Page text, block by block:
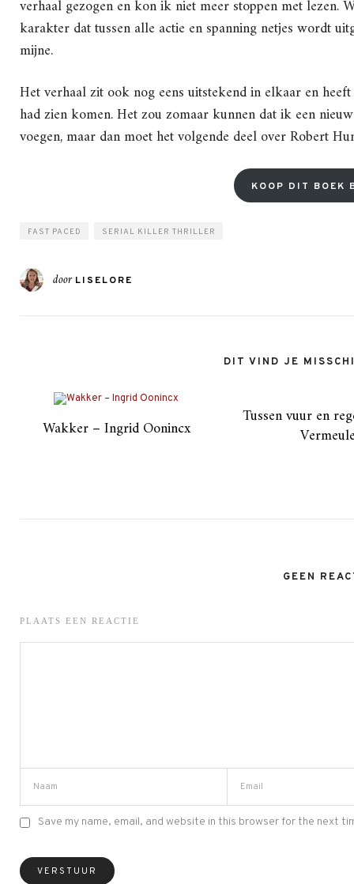
verhaal gezogen en kon ik niet meer stoppen met lezen.
karakter dat tussen alle actie en spanning netjes wordt
mijne.
Het verhaal zit ook nog eens uitstekend in elkaar en
had zien komen. Het zou zomaar kunnen dat ik een
voegen, maar dan moet het volgende deel over Robert
KOOP DIT BOEK
FAST PACED SERIAL KILLER THRILLER
door LISELORE
DIT VIND JE
Wakker – Ingrid Oonincx
Tussen vuur en
GEEN
PLAATS EEN REACTIE
Save my name, email, and website in this browser for the next